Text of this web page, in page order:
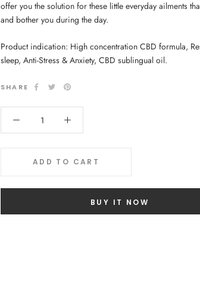
offer you the solution for these little everyday ailments
and bother you during the day.
Product indication: High concentration CBD formula,
sleep, Anti-Stress & Anxiety, CBD sublingual oil.
SHARE
ADD TO CART
BUY IT NOW